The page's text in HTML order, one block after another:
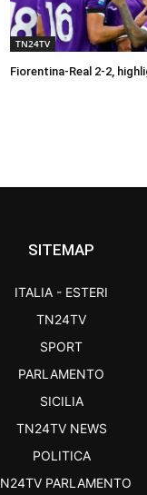
TN24TV
Fiorentina-Real 2-2,
SITEMAP
ITALIA - ESTERI
TN24TV
SPORT
PARLAMENTO
SICILIA
TN24TV NEWS
POLITICA
PARLAMENTO